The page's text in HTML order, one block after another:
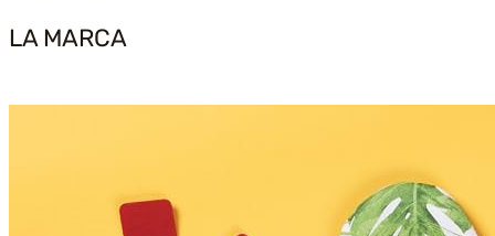
LA MARCA